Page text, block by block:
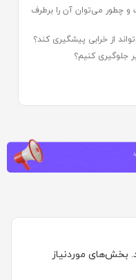
و چطور می‌توان آن را برطرف
بخش‌های موردنیاز